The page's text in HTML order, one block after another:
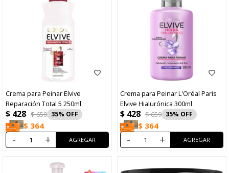
Crema para Peinar Elvive
Reparación Total 5 250ml
$ 428 $659 35
$ 364
- +
Crema para Peinar L'Oréal Paris
Elvive Hialurónica 300ml
$ 428 $659 35
$ 364
- +